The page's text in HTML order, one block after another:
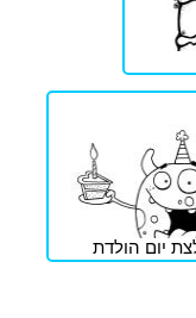
יום הולדת